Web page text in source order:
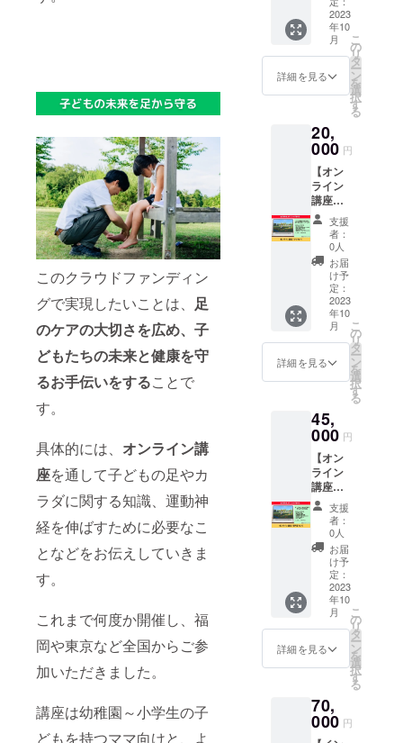
このクラウドファンディン
グで実現したいことは、 足
のケアの大切さを広め、子
どもたちの未来と健康を守
るお手伝いをすることで
す。
具体的には、 オンライン講
座を通して子どもの足やカ
ラダに関する知識、運動神
経を伸ばすために必要なこ
となどをお伝えしていきま
す。
これまで何度か開催し、福
岡や東京など全国からご参
加いただきました。
講座は幼稚園～小学生の子
どもを持つママ向けと、よ
ます。
※送料込
みのお
製作期
間は約2
～3週間
※有効期
限は
2023年
10月か
ら1年間
です。
製作期
間は約2
～3週間
です。
限は
2023年
です。
ませ
ん。 ※
効果に
は個人
差があ
りま
阪市内
の場合
は落合
の交通
費は不
要で
す。 そ
れ以外
の場
合、別
途支援
者さま
のご負
担とな
りま
レンタ
ルス
用の場
合は施
設のご
予約、
レンタ
ル費用
は別途
支援者
さまの
ご負担
となり
ます。
※日時は
別途調
だきま
す。 ※
60分で
す。 ※
有効期
施いた
しま
す。 ※
日時は
別途調
す。 ※
所要時
60分で
す。 ※
有効期
限は
2023年
10月か
ら1年間
です。
※法令に
基づく
医療、
診療行
為では
ござい
は個人
差があ
りま
す。
く走る
コツな
ど、運
動にま
つわる
カラダ
接お教
えしま
す。 マ
ンツー
マンで
の実施
です。
あなた
だけに
みっち
りと、
約60分
間ご指
導しま
す。 あ
なたの
お家の
しま
す！ 運
要なの
は「カ
ラダの
使い
方」。
スポー
ツ用イ
ンソー
ルと組
み合わ
せるこ
とで、
さらな
るパ
につな
がるか
も？！
2023
年10
月
詳細を見る
こ
の
リ
タ
ー
ン
を
選
択
す
る
20,
000 円
【オン
ライン
講座
（ママ
向
け）】
通常価
27,500
円のと
ころ、
7,500円
お得！
お子さ
まのカ
要な知
識など
を学べ
るオン
ライン
講座で
す。 1
回2時間
の講座
を全5回
実施い
たしま
す。 ■
講座内
容（予
定）■
・子ど
カラダ
の簡単
支援
者：
0人
お届
け予
定：
2023
年10
月
詳細を見る
こ
の
リ
タ
ー
ン
を
選
択
す
る
45,
000 円
【オン
ライン
講座
（専門
家向
け）】
通常価
52,800
円のと
ころ、
7,800円
お得！
カラダ
にまつ
携わる
人向け
のオン
支援
者：
0人
お届
け予
定：
2023
年10
月
詳細を見る
こ
の
リ
タ
ー
ン
を
選
択
す
る
70,
000 円